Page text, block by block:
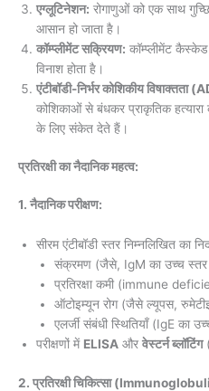
एग्लूटिनेशन: रोगाणुओं को एक साथ
आसान हो जाता है।
कॉम्प्लीमेंट सक्रियण: कॉम्प्लीमेंट
विनाश होता है।
एंटीबॉडी-निर्भर कोशिकीय विषाक्तता
कोशिकाओं से बंधकर प्राकृतिक
के लिए संकेत देते हैं।
प्रतिरक्षी का नैदानिक महत्व:
1. नैदानिक परीक्षण:
सीरम एंटीबॉडी स्तर निम्नलिखित का
संक्रमण (जैसे, IgM का उच्च स्तर
प्रतिरक्षा कमी (immune
ऑटोइम्यून रोग (जैसे ल्यूपस,
एलर्जी संबंधी स्थितियाँ (IgE का
परीक्षणों में ELISA और वेस्टर्न ब्लॉटिंग
2. प्रतिरक्षी चिकित्सा